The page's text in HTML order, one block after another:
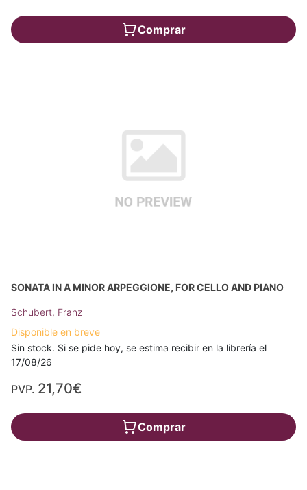
Comprar
SONATA IN A MINOR ARPEGGIONE, FOR CELLO AND PIANO
Schubert, Franz
Disponible en breve
Sin stock. Si se pide hoy, se estima recibir en la librería el
17/08/26
PVP. 21,70€
Comprar